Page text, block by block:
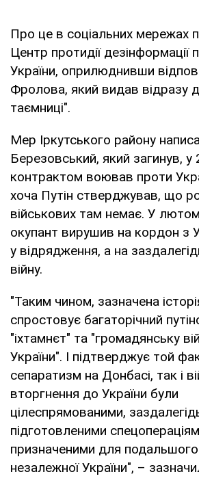
Про це в соціальних мережах
Центр протидії
України, оприлюднивши
Фролова, який видав відразу
таємниці".
Мер Іркутського району
Березовський, який загинув, у
контрактом воював проти
хоча Путін стверджував, що
військових там немає. У
окупант вирушив на кордон з
у відрядження, а на
війну.
"Таким чином, зазначена
спростовує багаторічний
"іхтамнєт" та "громадянську
України". І підтверджує той
сепаратизм на Донбасі, так і
вторгнення до України були
цілеспрямованими,
підготовленими
призначеними для
незалежної України", –